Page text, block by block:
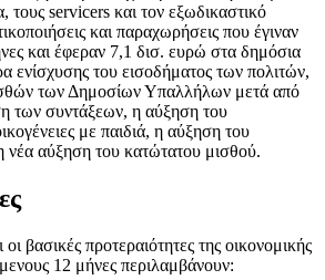
τους servicers και τον εξωδικαστικό
και παραχωρήσεις που έγιναν
και έφεραν 7,1 δισ. ευρώ στα δημόσια
ενίσχυσης του εισοδήματος των πολιτών,
των Δημοσίων Υπαλλήλων μετά από
των συντάξεων, η αύξηση του
με παιδιά, η αύξηση του
νέα αύξηση του κατώτατου μισθού.
βασικές προτεραιότητες της οικονομικής
12 μήνες περιλαμβάνουν: